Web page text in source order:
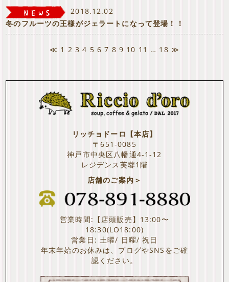
2018.12.02
冬のフルーツの王様がジェラートになって登場！！
≪ 1 2 3 4 5 6 7 8 9 10 11 … 18 ≫
リッチョドーロ【本店】
〒651-0085
神戸市中央区八幡通4-1-12
レジデンス芙蓉1階
店舗のご案内＞
営業時間:【店頭販売】13:00〜
18:30(LO18:00)
営業日: 土曜/ 日曜/ 祝日
年末年始のお休みは、ブログやSNSをご確
認ください。